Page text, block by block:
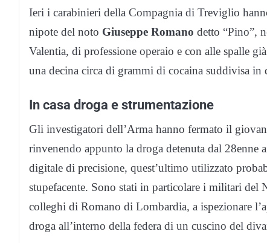
Ieri i carabinieri della Compagnia di Treviglio
nipote del noto Giuseppe Romano detto “Pino”,
Valentia, di professione operaio e con alle spalle
una decina circa di grammi di cocaina suddivisa in
In casa droga e strumentazione
Gli investigatori dell’Arma hanno fermato il
rinvenendo appunto la droga detenuta dal
digitale di precisione, quest’ultimo utilizzato
stupefacente. Sono stati in particolare i militari
colleghi di Romano di Lombardia, a ispezionare
droga all’interno della federa di un cuscino del